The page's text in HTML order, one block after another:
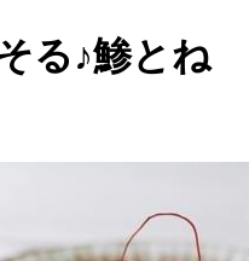
る♪鯵とね